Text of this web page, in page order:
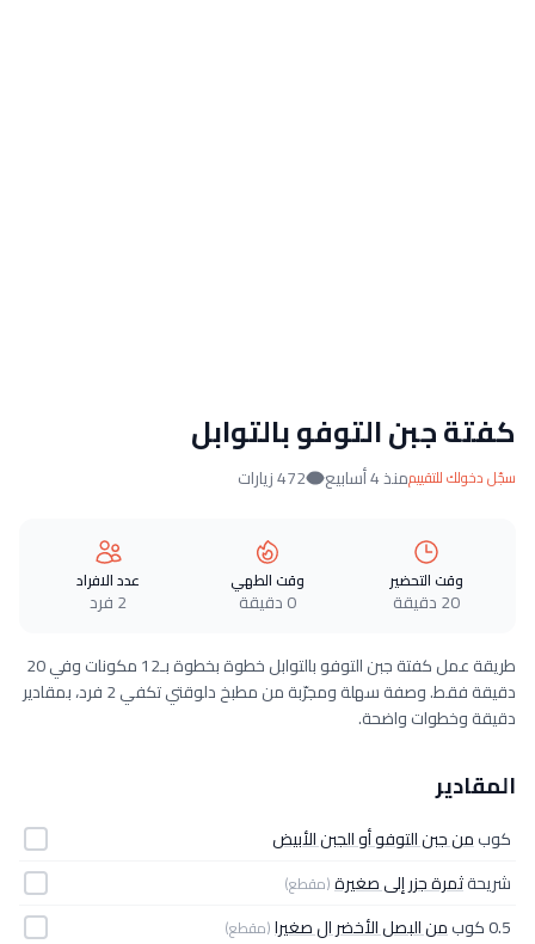
كفتة جبن التوفو بالتوابل
سجّل دخولك للتقييممنذ 4 أسابيع 472 زيارات
وقت التحضير
20 دقيقة
وقت الطهي
0 دقيقة
عدد الافراد
2 فرد
طريقة عمل كفتة جبن التوفو بالتوابل خطوة بخطوة بـ12 مكونات وفي 20
دقيقة فقط. وصفة سهلة ومجرّبة من مطبخ دلوقتي تكفي 2 فرد، بمقادير
دقيقة وخطوات واضحة.
المقادير
كوبمن جبن التوفو أو الجبن الأبيض
شريحةثمرة جزر إلى صغيرة(مقطع)
0.5 كوب من البصل الأخضر ال صغيرا(مقطع)